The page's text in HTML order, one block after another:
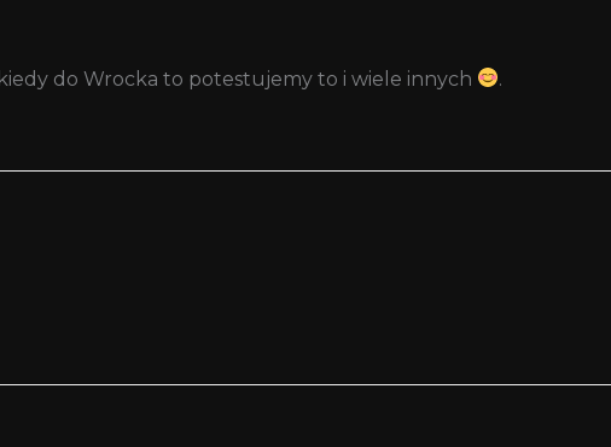
do Wrocka to potestujemy to i wiele innych .